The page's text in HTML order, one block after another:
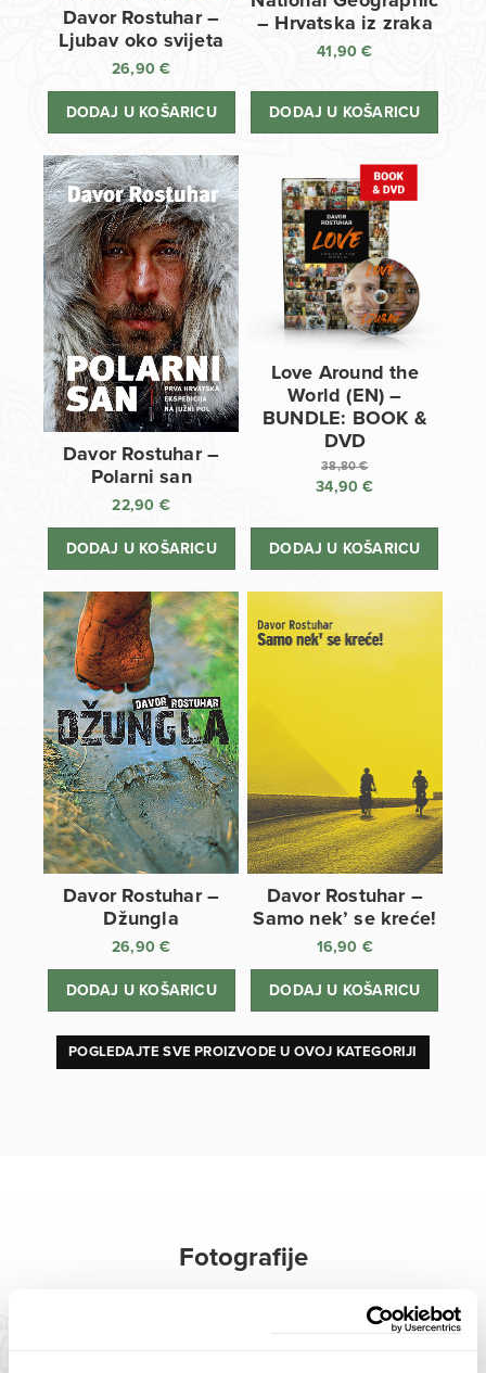
Davor Rostuhar –
Ljubav oko svijeta
26,90€
DODAJ U KOŠARICU
– Hrvatska iz zraka
41,90€
DODAJ U KOŠARICU
Davor Rostuhar –
Polarni san
22,90 €
DODAJ U KOŠARICU
Love Around the
World (EN) –
BUNDLE: BOOK &
DVD
38,80€
Izvorna
bila
34,90€
cijena
DODAJ U KOŠARICU
Davor Rostuhar –
Džungla
26,90€
DODAJ U KOŠARICU
Davor Rostuhar –
Samo nek’ se kreće!
16,90 €
DODAJ U KOŠARICU
POGLEDAJTE SVE PROIZVODE U OVOJ KATEGORIJI
Fotografije